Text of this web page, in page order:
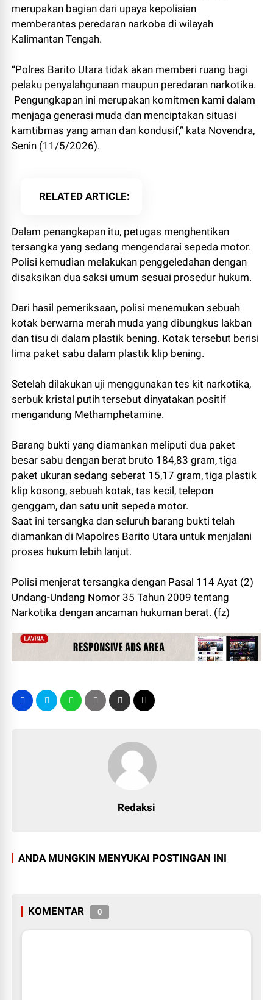
merupakan bagian dari upaya kepolisian
memberantas peredaran narkoba di wilayah
Kalimantan Tengah.
“Polres Barito Utara tidak akan memberi ruang bagi
pelaku penyalahgunaan maupun peredaran narkotika.
Pengungkapan ini merupakan komitmen kami dalam
menjaga generasi muda dan menciptakan situasi
kamtibmas yang aman dan kondusif,” kata Novendra,
Senin (11/5/2026).
RELATED ARTICLE
Dalam penangkapan itu, petugas menghentikan
tersangka yang sedang mengendarai sepeda motor.
Polisi kemudian melakukan penggeledahan dengan
disaksikan dua saksi umum sesuai prosedur hukum.
Dari hasil pemeriksaan, polisi menemukan sebuah
kotak berwarna merah muda yang dibungkus lakban
dan tisu di dalam plastik bening. Kotak tersebut berisi
lima paket sabu dalam plastik klip bening.
Setelah dilakukan uji menggunakan tes kit narkotika,
serbuk kristal putih tersebut dinyatakan positif
mengandung Methamphetamine.
Barang bukti yang diamankan meliputi dua paket
besar sabu dengan berat bruto 184,83 gram, tiga
paket ukuran sedang seberat 15,17 gram, tiga plastik
klip kosong, sebuah kotak, tas kecil, telepon
genggam, dan satu unit sepeda motor.
Saat ini tersangka dan seluruh barang bukti telah
diamankan di Mapolres Barito Utara untuk menjalani
proses hukum lebih lanjut.
Polisi menjerat tersangka dengan Pasal 114 Ayat (2)
Undang-Undang Nomor 35 Tahun 2009 tentang
Narkotika dengan ancaman hukuman berat. (fz)
Redaksi
ANDA MUNGKIN MENYUKAI POSTINGAN INI
KOMENTAR 0